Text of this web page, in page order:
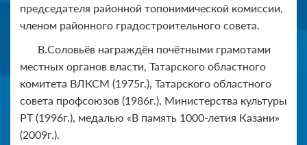
председателя районной топонимической комиссии,
членом районного градостроительного совета.
В.Соловьёв награждён почётными грамотами
местных органов власти, Татарского областного
комитета ВЛКСМ (1975г.), Татарского областного
совета профсоюзов (1986г.), Министерства культуры
РТ (1996г.), медалью «В память 1000-летия Казани»
(2009г.).